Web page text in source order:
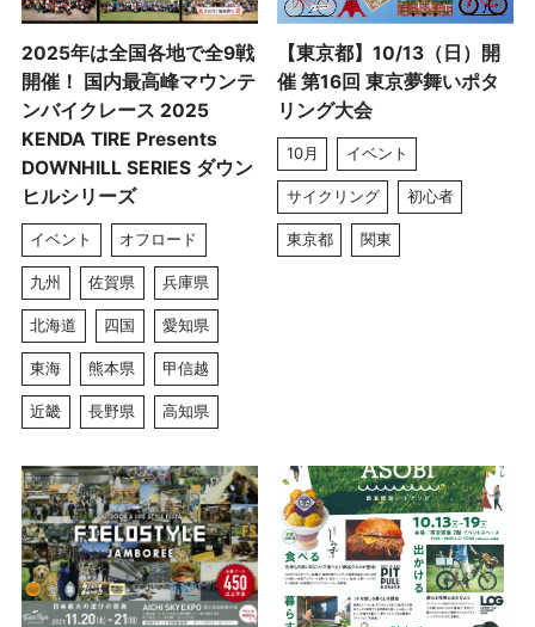
2025年は全国各地で全9戦
開催！ 国内最高峰マウンテ
ンバイクレース 2025
KENDA TIRE Presents
DOWNHILL SERIES ダウン
ヒルシリーズ
イベント オフロード
九州 佐賀県 兵庫県
北海道 四国 愛知県
東海 熊本県 甲信越
近畿 長野県 高知県
【東京都】10/13（日）開
催 第16回 東京夢舞いポタ
リング大会
10月 イベント
サイクリング 初心者
東京都 関東